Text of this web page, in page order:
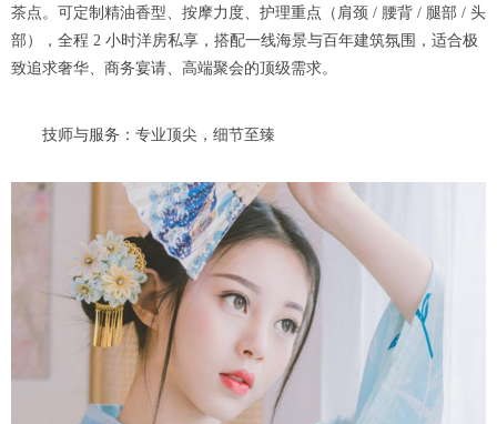
茶点。可定制精油香型、按摩力度、护理重点（肩颈 / 腰背 / 腿部 / 头
部），全程 2 小时洋房私享，搭配一线海景与百年建筑氛围，适合极
致追求奢华、商务宴请、高端聚会的顶级需求。
技师与服务：专业顶尖，细节至臻